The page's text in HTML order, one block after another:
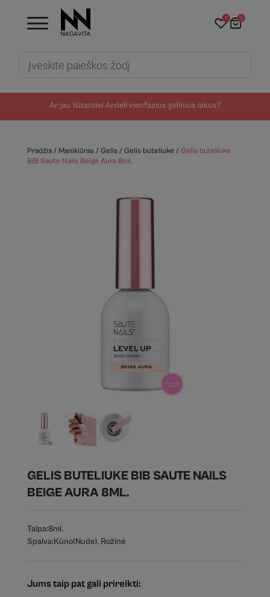
Ar jau išbandei Ardell vienfazius gelinius lakus?
0 0
Pradžia/ Manikiūras/ Gelis/ Gelis buteliuke / Gelis buteliuke
BiB Saute Nails Beige Aura 8ml.
GELIS BUTELIUKE BIB SAUTE NAILS
BEIGE AURA 8ML.
Talpa:8ml.
Spalva:Kūno(Nude), Rožinė
Jums taip pat gali prireikti: